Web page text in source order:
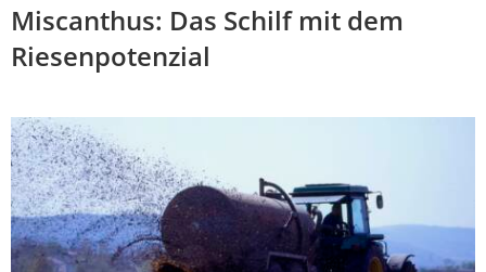
Miscanthus: Das Schilf mit dem
Riesenpotenzial